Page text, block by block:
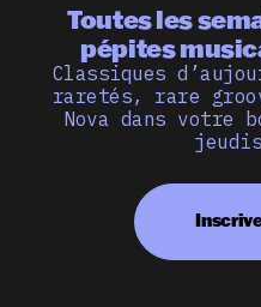
Toutes les
pépites
Classiques
raretés, rare
Nova dans votre